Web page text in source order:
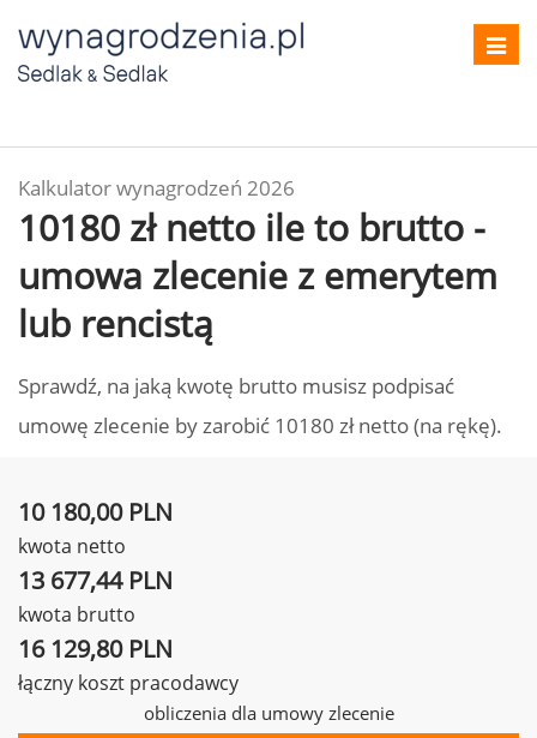
Kalkulator wynagrodzeń 2026
10180 zł netto ile to brutto -
umowa zlecenie z emerytem
lub rencistą
Sprawdź, na jaką kwotę brutto musisz podpisać
umowę zlecenie by zarobić 10180 zł netto (na rękę).
10 180,00 PLN
kwota netto
13 677,44 PLN
kwota brutto
16 129,80 PLN
łączny koszt pracodawcy
obliczenia dla umowy zlecenie